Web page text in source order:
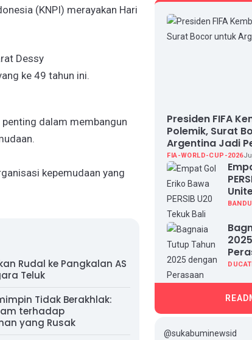
(KNPI) merayakan Hari
Dessy
ke 49 tahun ini.
dalam membangun
kepemudaan yang
Rudal ke Pangkalan AS
Teluk
Tidak Berakhlak:
terhadap
yang Rusak
Presiden FIFA
Polemik, Surat
Argentina Jadi
FIA-WORLD-CUP-2026
@sukabuminewsid